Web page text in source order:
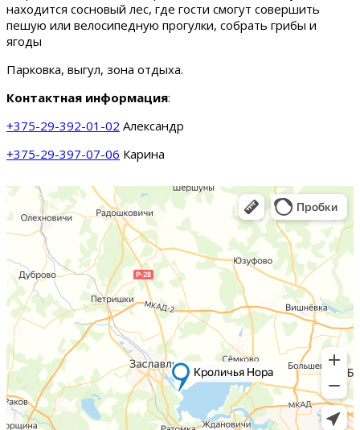
находится сосновый лес, где гости смогут совершить
пешую или велосипедную прогулки, собрать грибы и
ягоды
Парковка, выгул, зона отдыха.
Контактная информация:
+375-29-392-01-02 Александр
+375-29-397-07-06 Карина